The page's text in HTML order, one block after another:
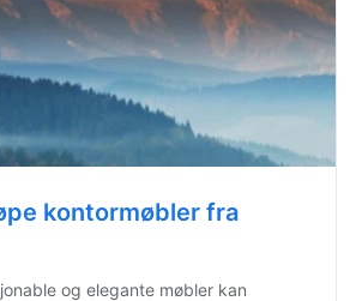
kontormøbler fra
og elegante møbler kan